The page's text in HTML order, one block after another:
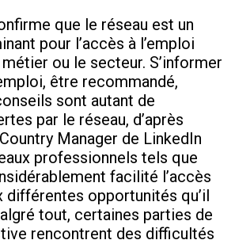
que le réseau est un
pour l’accès à l’emploi
ou le secteur. S’informer
être recommandé,
sont autant de
par le réseau, d’après
Manager de LinkedIn
professionnels tels que
facilité l’accès
différentes opportunités qu’il
tout, certaines parties de
rencontrent des difficultés